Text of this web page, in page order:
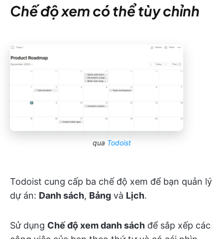
Chế độ xem có thể tùy chỉnh
qua Todoist
Todoist cung cấp ba chế độ xem để bạn quản lý
dự án: Danh sách, Bảng và Lịch.
Sử dụng Chế độ xem danh sách để sắp xếp các